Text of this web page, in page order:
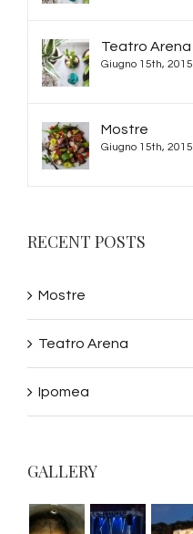
Teatro Arena
Giugno 15th, 2015
Mostre
Giugno 15th, 2015
RECENT POSTS
Mostre
Teatro Arena
Ipomea
GALLERY